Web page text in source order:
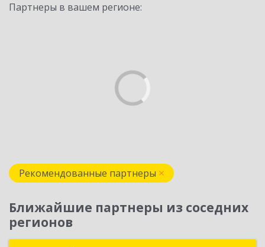
Партнеры в вашем регионе:
Рекомендованные партнеры
Ближайшие партнеры из соседних
регионов